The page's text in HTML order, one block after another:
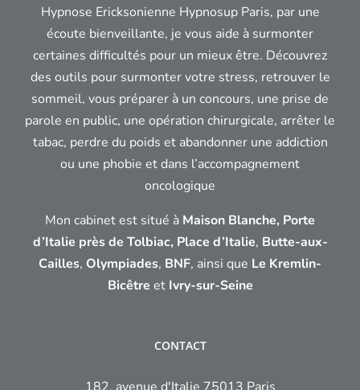
Hypnose Ericksonienne Hypnosup Paris, par une
écoute bienveillante, je vous aide à surmonter
certaines difficultés pour un mieux être. Découvrez
des outils pour surmonter votre stress, retrouver le
sommeil, vous préparer à un concours, une prise de
parole en public, une opération chirurgicale, arrêter le
tabac, perdre du poids et abandonner une addiction
ou une phobie et dans l’accompagnement
oncologique
Mon cabinet est situé à Maison Blanche, Porte
d’Italie près de Tolbiac, Place d’Italie, Butte-aux-
Cailles, Olympiades, BNF, ainsi que Le Kremlin-
Bicêtre et Ivry-sur-Seine
CONTACT